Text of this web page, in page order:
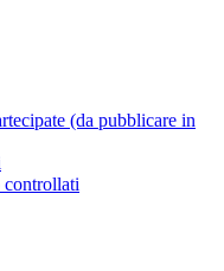
(da pubblicare in